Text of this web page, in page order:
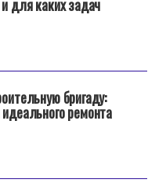
для каких задач
бригаду:
ремонта